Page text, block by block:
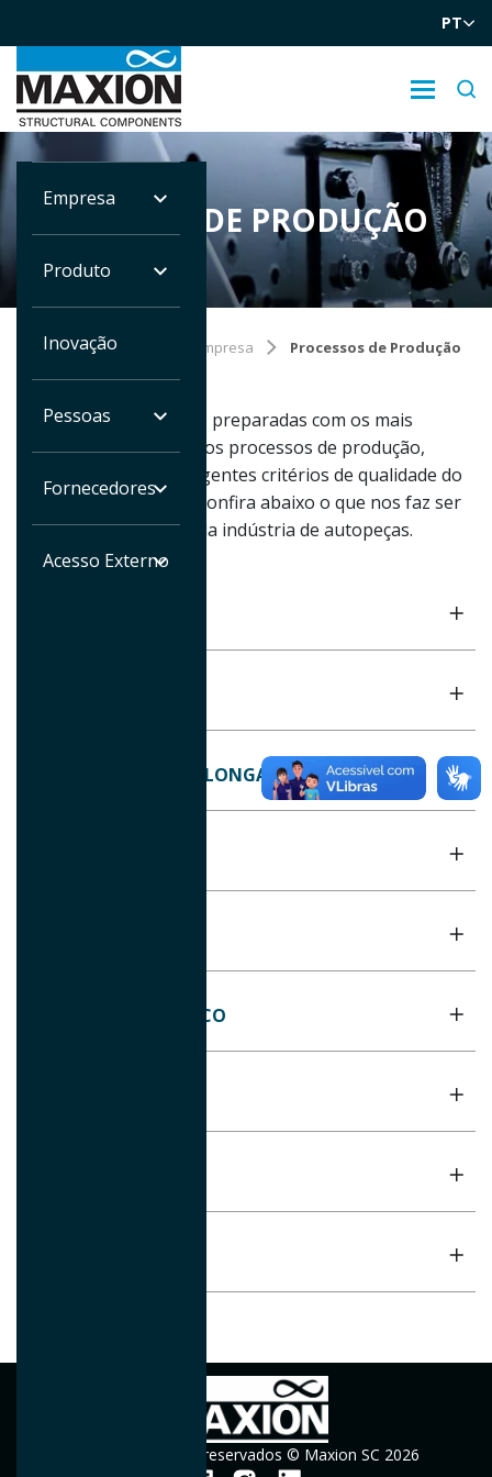
PT
Empresa
Produto
Inovação
Pessoas
Fornecedores
Acesso Externo
PROCESSOS DE PRODUÇÃO
Você está em: Empresa Processos de Produção
Nossas unidades estão preparadas com os mais
modernos e tecnológicos processos de produção,
atendendo os mais exigentes critérios de qualidade do
mercado automotivo. Confira abaixo o que nos faz ser
um diferencial dentro da indústria de autopeças.
ROLL FORMING PARA LONGARINAS
TRATAMENTO TÉRMICO
Todos os direitos reservados © Maxion SC 2026